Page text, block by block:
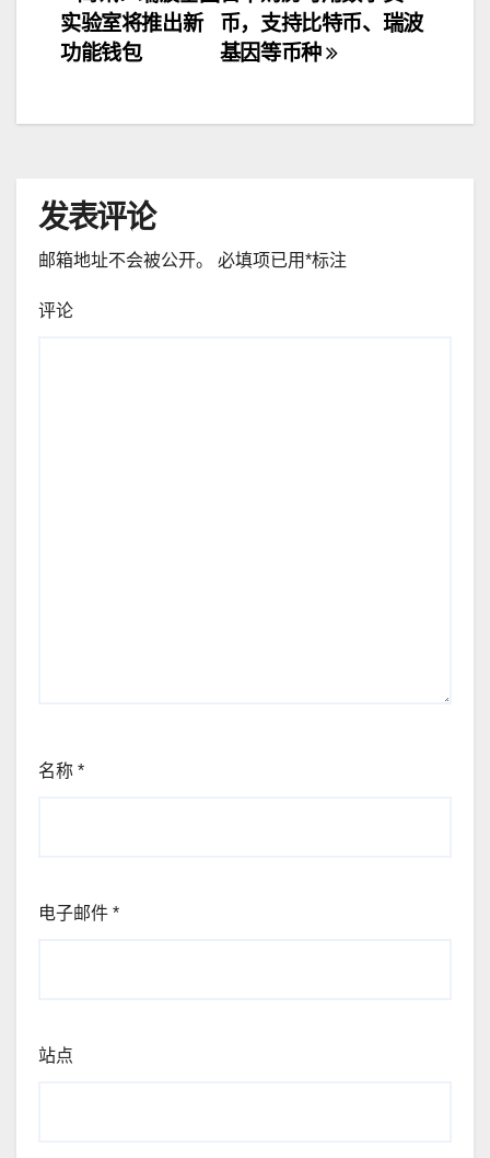
章
导
航
币，支持比特币、瑞波
基因等币种
实验室将推出新
功能钱包
发表评论
邮箱地址不会被公开。 必填项已用*标注
评论
名称 *
电子邮件 *
站点